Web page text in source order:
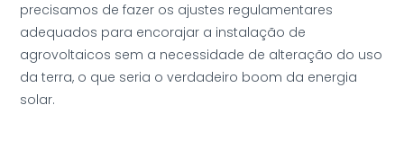
precisamos de fazer os ajustes regulamentares
adequados para encorajar a instalação de
agrovoltaicos sem a necessidade de alteração do uso
da terra, o que seria o verdadeiro boom da energia
solar.